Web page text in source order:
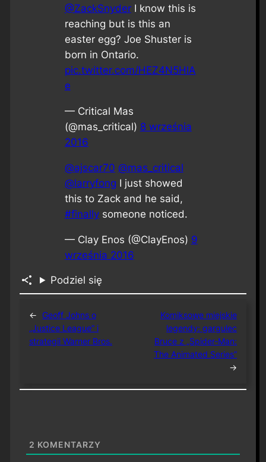
@ZackSnyderI know this is
reaching but is this an
easter egg? Joe Shuster is
born in Ontario.
pic.twitter.com/HEZ4N5HlA
e
— Critical Mas
(@mas_critical) 8 września
2016
@ajscar70 @mas_critical
@larryfong I just showed
this to Zack and he said,
#finallysomeone noticed.
— Clay Enos (@ClayEnos) 9
września 2016
Podziel się
← Geoff Johns o
„Justice League” i
strategii Warner Bros.
Komiksowe miejskie
legendy: gargulec
Bruce z „Spider-Man:
The Animated Series”
→
2 KOMENTARZY